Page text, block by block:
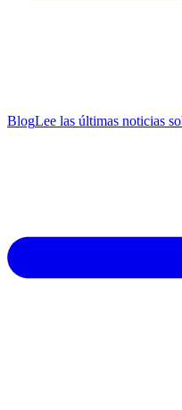
BlogLee las últimas noticias